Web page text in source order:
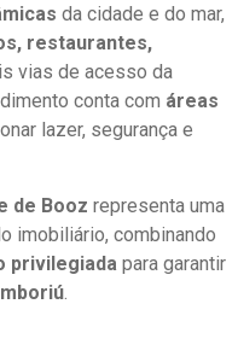
da cidade e do mar,
restaurantes,
vias de acesso da
conta com áreas
lazer, segurança e
de Booz representa uma
imobiliário, combinando
privilegiada para garantir